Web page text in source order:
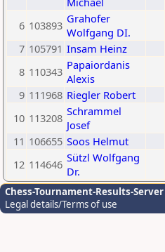
6 103893 Grahofer
Wolfgang DI.
7 105791 Insam Heinz
8 110343 Papaiordanis
Alexis
9 111968 Riegler Robert
10 113208 Schrammel
Josef
11 106655 Soos Helmut
12 114646 Sützl Wolfgang
Dr.
Chess-Tournament-Results-Server
Legal details/Terms of use